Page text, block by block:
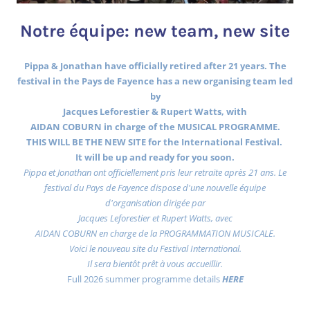
Notre équipe: new team, new site
Pippa & Jonathan have officially retired after 21 years. The
festival in the Pays de Fayence has a new organising team led
by
Jacques Leforestier & Rupert Watts, with
AIDAN COBURN in charge of the MUSICAL PROGRAMME.
THIS WILL BE THE NEW SITE for the International Festival.
It will be up and ready for you soon.
Pippa et Jonathan ont officiellement pris leur retraite après 21 ans. Le
festival du Pays de Fayence dispose d'une nouvelle équipe
d'organisation dirigée par
Jacques Leforestier et Rupert Watts, avec
AIDAN COBURN en charge de la PROGRAMMATION MUSICALE.
Voici le nouveau site du Festival International.
Il sera bientôt prêt à vous accueillir.
Full 2026 summer programme detailsHERE